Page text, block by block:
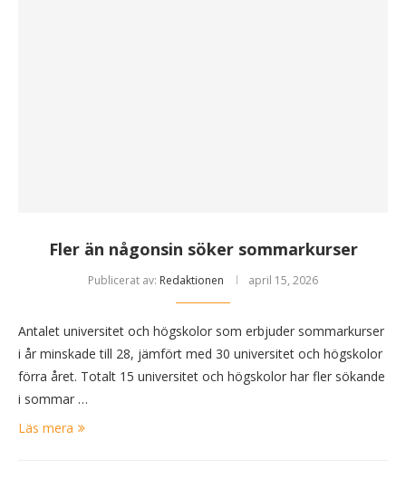
Fler än någonsin söker sommarkurser
Publicerat av: Redaktionen april 15, 2026
Antalet universitet och högskolor som erbjuder sommarkurser
i år minskade till 28, jämfört med 30 universitet och högskolor
förra året. Totalt 15 universitet och högskolor har fler sökande
i sommar …
Läs mera